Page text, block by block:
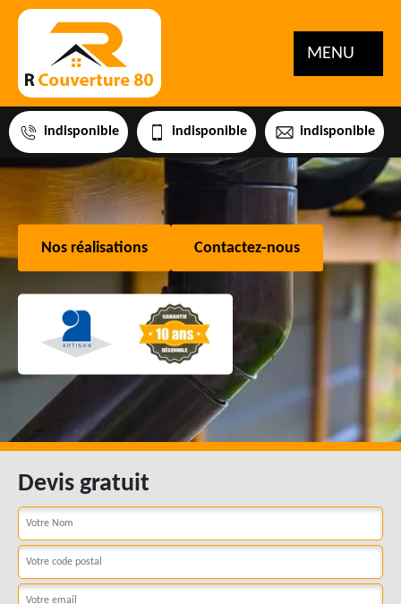
MENU
indisponible indisponible indisponible
Nos réalisations Contactez-nous
Devis gratuit